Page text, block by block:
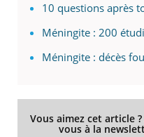
10 questions après
Méningite : 200
Méningite : décès
Vous aimez cet article
vous à la